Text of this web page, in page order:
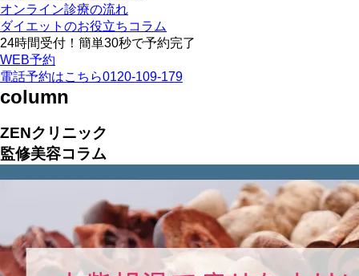
オンライン診療の流れ
ダイエットのお役立ちコラム
24時間受付！簡単30秒で予約完了
WEB予約
電話予約はこちら0120-109-179
column
ZENクリニック
監修美容コラム